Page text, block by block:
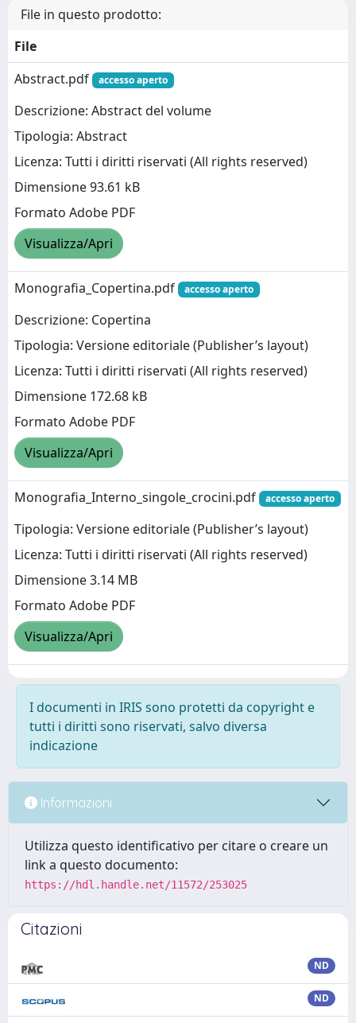
File in questo prodotto:
File
Abstract.pdf
accesso aperto
Descrizione: Abstract del volume
Tipologia: Abstract
Licenza: Tutti i diritti riservati (All rights reserved)
Dimensione 93.61 kB
Formato Adobe PDF
Visualizza/Apri
Monografia_Copertina.pdf accesso aperto
Descrizione: Copertina
Tipologia: Versione editoriale (Publisher’s layout)
Licenza: Tutti i diritti riservati (All rights reserved)
Dimensione 172.68 kB
Formato Adobe PDF
Visualizza/Apri
Monografia_Interno_singole_crocini.pdf accesso aperto
Tipologia: Versione editoriale (Publisher’s layout)
Licenza: Tutti i diritti riservati (All rights reserved)
Dimensione 3.14 MB
Formato Adobe PDF
Visualizza/Apri
I documenti in IRIS sono protetti da copyright e
tutti i diritti sono riservati, salvo diversa
indicazione
Informazioni
Utilizza questo identificativo per citare o creare un
link a questo documento:
https://hdl.handle.net/11572/253025
Citazioni
ND
ND